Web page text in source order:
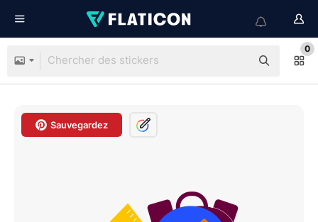
0
Sauvegardez